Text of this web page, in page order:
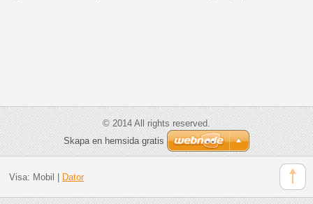
© 2014 All rights reserved.
Skapa en hemsida gratis
Visa: Mobil Dator